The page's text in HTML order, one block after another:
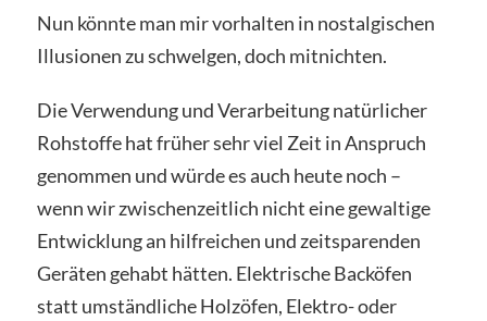
Nun könnte man mir vorhalten in nostalgischen
Illusionen zu schwelgen, doch mitnichten.
Die Verwendung und Verarbeitung natürlicher
Rohstoffe hat früher sehr viel Zeit in Anspruch
genommen und würde es auch heute noch –
wenn wir zwischenzeitlich nicht eine gewaltige
Entwicklung an hilfreichen und zeitsparenden
Geräten gehabt hätten. Elektrische Backöfen
statt umständliche Holzöfen, Elektro- oder